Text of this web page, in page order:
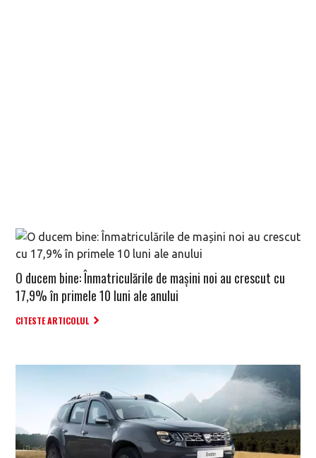
O ducem bine: Înmatriculările de mașini noi au crescut cu
17,9% în primele 10 luni ale anului
CITESTE ARTICOLUL